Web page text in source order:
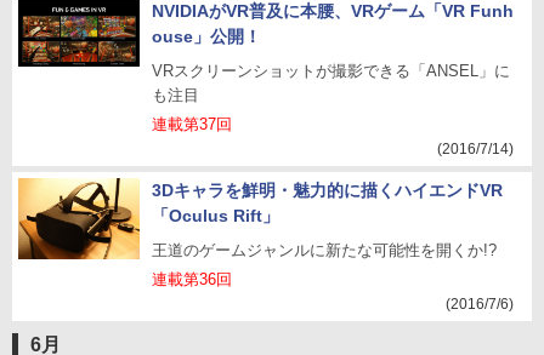
NVIDIAがVR普及に本腰、VRゲーム「VR Funh
ouse」公開！
VRスクリーンショットが撮影できる「ANSEL」に
も注目
連載第37回
(2016/7/14)
3Dキャラを鮮明・魅力的に描くハイエンドVR
「Oculus Rift」
王道のゲームジャンルに新たな可能性を開くか!?
連載第36回
(2016/7/6)
6月